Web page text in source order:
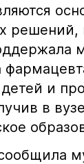
решений,
и
в